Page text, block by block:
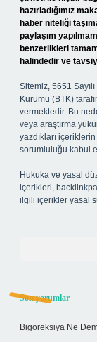
hazırladığımız
haber niteliği
paylaşım
benzerlikleri
halindedir ve
Sitemiz, 5651
Kurumu (BTK)
vermektedir. Bu
veya araştırma
yazdıkları
sorumluluğu kabul
Hukuka ve yasal
içerikleri,
ilgili içerikler yasal
Son yorumlar
Bigoreksiya Ne